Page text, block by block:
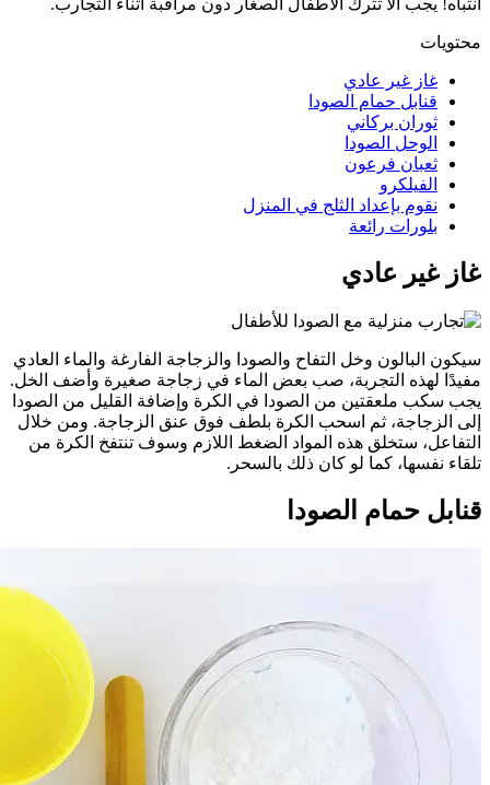
محتويات
غاز غير عادي
قنابل حمام الصودا
ثوران بركاني
الوحل الصودا
ثعبان فرعون
الفيلكرو
نقوم بإعداد الثلج في المنزل
بلورات رائعة
غاز غير عادي
سيكون البالون وخل التفاح والصودا والزجاجة الفارغة والماء العادي
مفيدًا لهذه التجربة، صب بعض الماء في زجاجة صغيرة وأضف الخل.
يجب سكب ملعقتين من الصودا في الكرة وإضافة القليل من الصودا
إلى الزجاجة، ثم اسحب الكرة بلطف فوق عنق الزجاجة. ومن خلال
التفاعل، ستخلق هذه المواد الضغط اللازم وسوف تنتفخ الكرة من
تلقاء نفسها، كما لو كان ذلك بالسحر.
قنابل حمام الصودا